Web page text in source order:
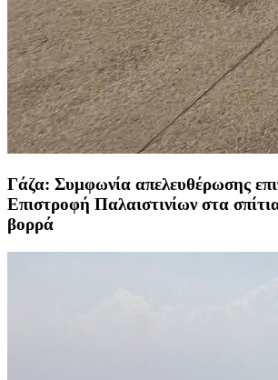
Γάζα: Συμφωνία απελευθέρωσης
Επιστροφή Παλαιστινίων στα
βορρά